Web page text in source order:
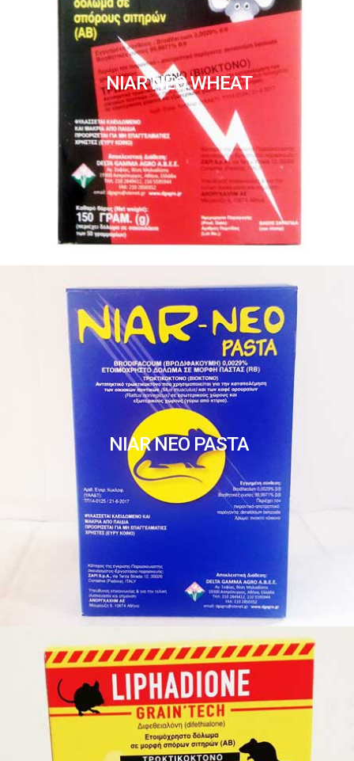
NIAR NEO WHEAT
NIAR NEO PASTA